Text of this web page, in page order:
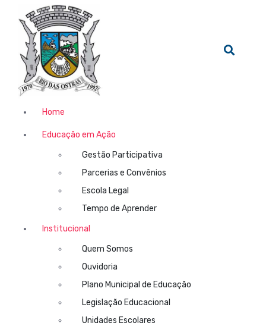
Home
Educação em Ação
Gestão Participativa
Parcerias e Convênios
Escola Legal
Tempo de Aprender
Institucional
Quem Somos
Ouvidoria
Plano Municipal de Educação
Legislação Educacional
Unidades Escolares